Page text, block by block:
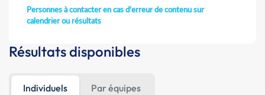
Personnes à contacter en cas d'erreur de contenu sur
calendrier ou résultats
Résultats disponibles
Individuels Par équipes